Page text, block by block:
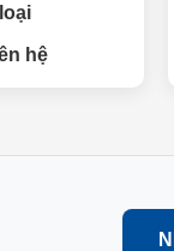
loại
hệ